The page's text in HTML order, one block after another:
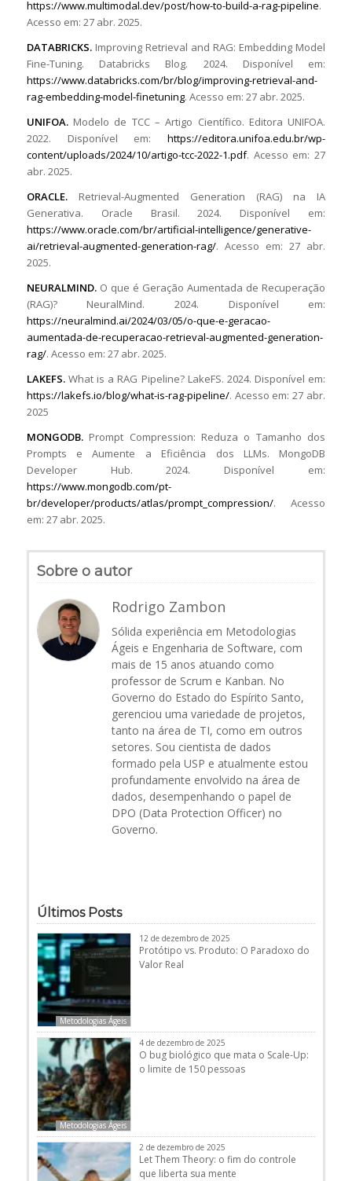
https://www.multimodal.dev/post/how-to-build-a-rag-pipeline.
Acesso em: 27 abr. 2025.
DATABRICKS.Improving Retrieval and RAG: Embedding Model
Fine-Tuning. Databricks Blog. 2024. Disponível em:
https://www.databricks.com/br/blog/improving-retrieval-and-
rag-embedding-model-finetuning. Acesso em: 27 abr. 2025.
UNIFOA.Modelo de TCC – Artigo Científico. Editora UNIFOA.
2022. Disponível em:https://editora.unifoa.edu.br/wp-
content/uploads/2024/10/artigo-tcc-2022-1.pdf. Acesso em: 27
abr. 2025.
ORACLE.Retrieval-Augmented Generation (RAG) na IA
Generativa. Oracle Brasil. 2024. Disponível em:
https://www.oracle.com/br/artificial-intelligence/generative-
ai/retrieval-augmented-generation-rag/. Acesso em: 27 abr.
2025.
NEURALMIND.O que é Geração Aumentada de Recuperação
(RAG)? NeuralMind. 2024. Disponível em:
https://neuralmind.ai/2024/03/05/o-que-e-geracao-
aumentada-de-recuperacao-retrieval-augmented-generation-
rag/. Acesso em: 27 abr. 2025.
LAKEFS.What is a RAG Pipeline? LakeFS. 2024. Disponível em:
https://lakefs.io/blog/what-is-rag-pipeline/. Acesso em: 27 abr.
2025
MONGODB.Prompt Compression: Reduza o Tamanho dos
Prompts e Aumente a Eficiência dos LLMs. MongoDB
Developer Hub. 2024. Disponível em:
https://www.mongodb.com/pt-
br/developer/products/atlas/prompt_compression/. Acesso
em: 27 abr. 2025.
Sobre o autor
Rodrigo Zambon
Sólida experiência em Metodologias
Ágeis e Engenharia de Software, com
mais de 15 anos atuando como
professor de Scrum e Kanban. No
Governo do Estado do Espírito Santo,
gerenciou uma variedade de projetos,
tanto na área de TI, como em outros
setores. Sou cientista de dados
formado pela USP e atualmente estou
profundamente envolvido na área de
dados, desempenhando o papel de
DPO (Data Protection Officer) no
Governo.
Últimos Posts
Metodologias Ágeis
12 de dezembro de 2025
Protótipo vs. Produto: O Paradoxo do
Valor Real
Metodologias Ágeis
4 de dezembro de 2025
O bug biológico que mata o Scale-Up:
o limite de 150 pessoas
2 de dezembro de 2025
Let Them Theory: o fim do controle
que liberta sua mente